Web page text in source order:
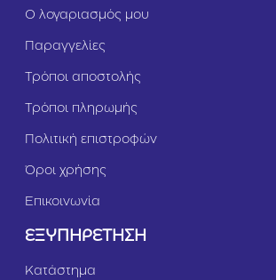
Ο λογαριασμός μου
Παραγγελίες
Τρόποι αποστολής
Τρόποι πληρωμής
Πολιτική επιστροφών
Όροι χρήσης
Επικοινωνία
ΕΞΥΠΗΡΕΤΗΣΗ
Κατάστημα